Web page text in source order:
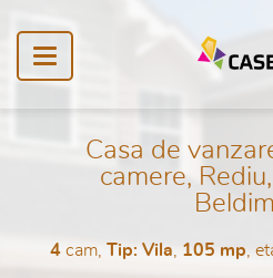
Casa de
camere,
4cam, Tip: Vila 105 mp ,